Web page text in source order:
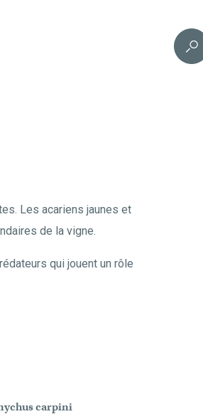
Les acariens jaunes et
de la vigne.
qui jouent un rôle
carpini